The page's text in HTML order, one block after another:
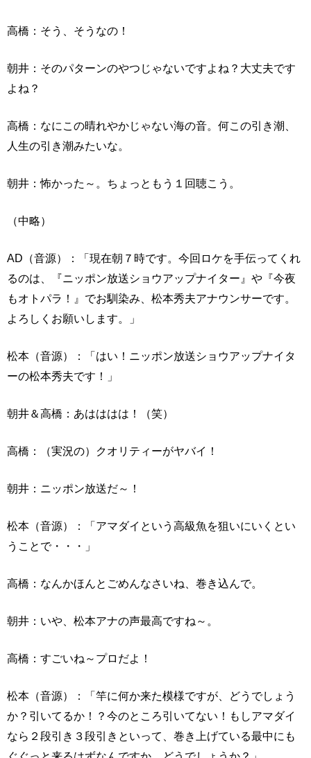
高橋：そう、そうなの！
朝井：そのパターンのやつじゃないですよね？大丈夫です
よね？
高橋：なにこの晴れやかじゃない海の音。何この引き潮、
人生の引き潮みたいな。
朝井：怖かった～。ちょっともう１回聴こう。
（中略）
AD（音源）：「現在朝７時です。今回ロケを手伝ってくれ
るのは、『ニッポン放送ショウアップナイター』や『今夜
もオトパラ！』でお馴染み、松本秀夫アナウンサーです。
よろしくお願いします。」
松本（音源）：「はい！ニッポン放送ショウアップナイタ
ーの松本秀夫です！」
朝井＆高橋：あはははは！（笑）
高橋：（実況の）クオリティーがヤバイ！
朝井：ニッポン放送だ～！
松本（音源）：「アマダイという高級魚を狙いにいくとい
うことで・・・」
高橋：なんかほんとごめんなさいね、巻き込んで。
朝井：いや、松本アナの声最高ですね～。
高橋：すごいね～プロだよ！
松本（音源）：「竿に何か来た模様ですが、どうでしょう
か？引いてるか！？今のところ引いてない！もしアマダイ
なら２段引き３段引きといって、巻き上げている最中にも